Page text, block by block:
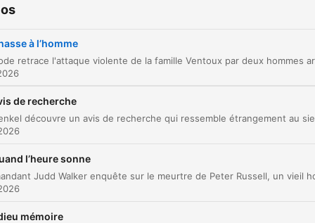
00:15:34
00:19:48 La chasse à l'homme et la prise d'otage
00:23:28 L'issue fatale de Charles Zielinski
clic en un capítulo para ir directamente a ese momento
Sans hésiter, celui-ci là-bas froidement d'une balle
00:03:33 · Ce passage décrit l'exécution brutale du père de
à l’homme
de recherche
l’heure sonne
mémoire